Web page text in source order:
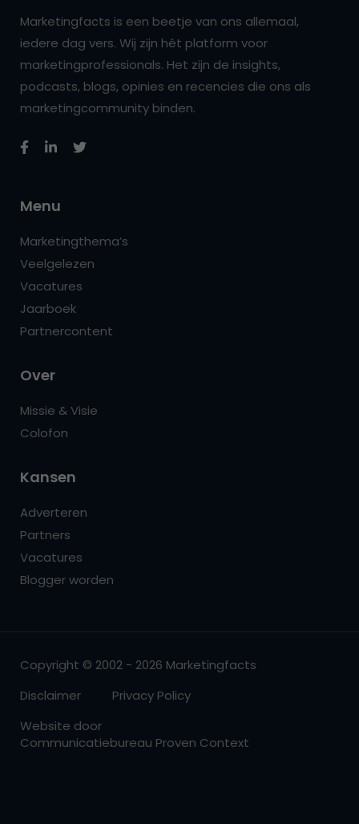
Marketingfacts is een beetje van ons allemaal,
iedere dag vers. Wij zijn hét platform voor
marketingprofessionals. Het zijn de insights,
podcasts, blogs, opinies en recencies die ons als
marketingcommunity binden.
Menu
Marketingthema’s
Veelgelezen
Vacatures
Jaarboek
Partnercontent
Over
Missie & Visie
Colofon
Kansen
Adverteren
Partners
Vacatures
Blogger worden
Copyright © 2002 - 2026 Marketingfacts
Disclaimer
Privacy Policy
Website door
Communicatiebureau Proven Context